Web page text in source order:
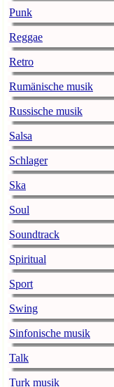
Punk
Reggae
Retro
Rumänische musik
Russische musik
Salsa
Schlager
Ska
Soul
Soundtrack
Spiritual
Sport
Swing
Sinfonische musik
Talk
Turk musik